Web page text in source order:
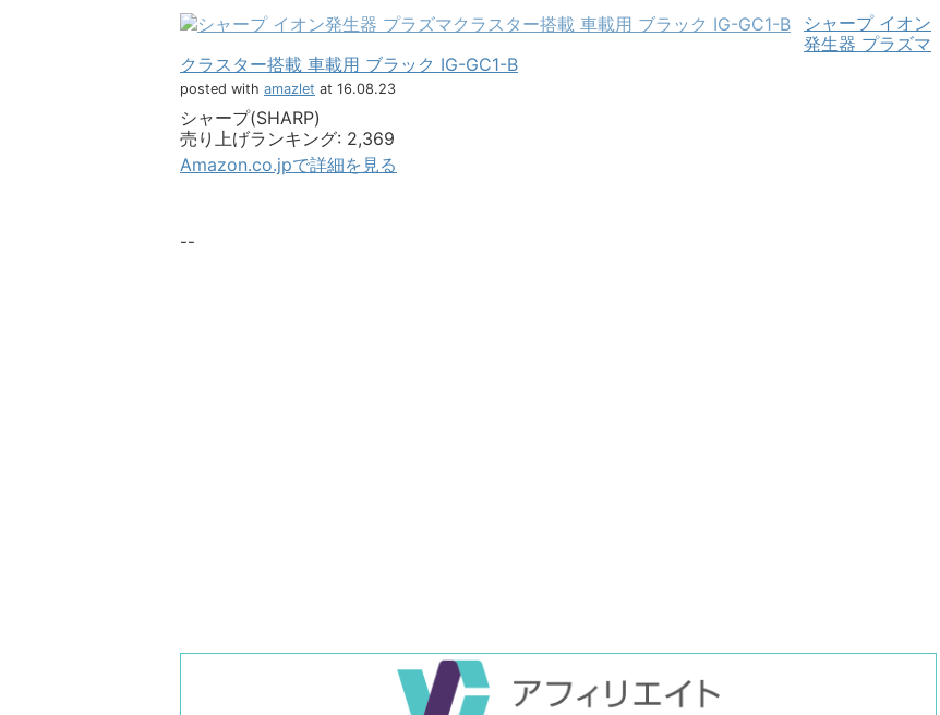
シャープ イオン
発生器 プラズマ
クラスター搭載 車載用 ブラック IG-GC1-B
posted with amazlet at 16.08.23
シャープ(SHARP)
売り上げランキング: 2,369
Amazon.co.jpで詳細を見る
--